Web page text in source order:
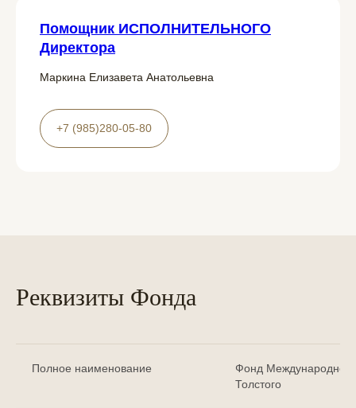
Помощник ИСПОЛНИТЕЛЬНОГО
Директора
Маркина Елизавета Анатольевна
+7 (985)280-05-80
Реквизиты Фонда
Полное наименование
Фонд
Толстого